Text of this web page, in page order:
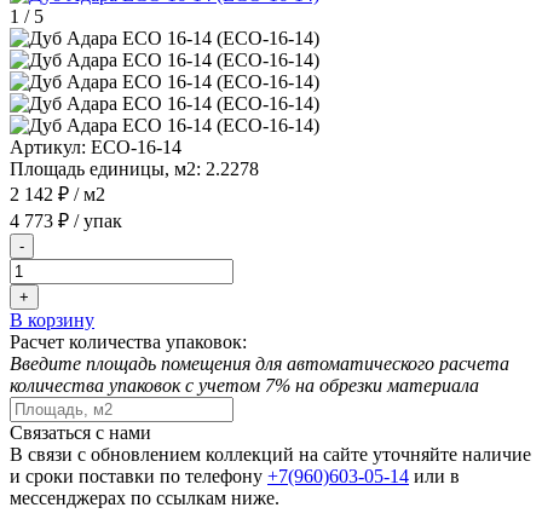
1 / 5
Артикул: ECO-16-14
Площадь единицы, м2: 2.2278
2 142 ₽ / м2
4 773 ₽ / упак
-
+
В корзину
Расчет количества упаковок:
Введите площадь помещения для автоматического расчета
количества упаковок с учетом 7% на обрезки материала
Связаться с нами
В связи с обновлением коллекций на сайте уточняйте наличие
и сроки поставки по телефону +7(960)603-05-14 или в
мессенджерах по ссылкам ниже.